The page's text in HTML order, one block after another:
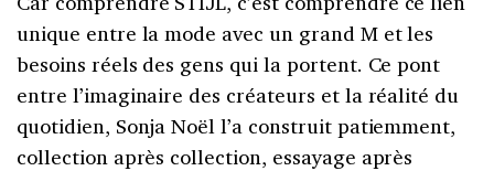
unique entre la mode avec un grand M et les
besoins réels des gens qui la portent. Ce pont
entre l’imaginaire des créateurs et la réalité du
quotidien, Sonja Noël l’a construit patiemment,
collection après collection, essayage après